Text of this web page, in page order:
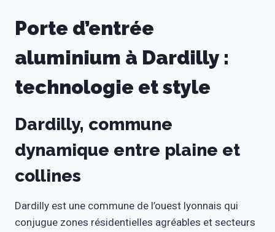
Porte d’entrée
aluminium à Dardilly :
technologie et style
Dardilly, commune
dynamique entre plaine et
collines
Dardilly est une commune de l’ouest lyonnais qui
conjugue zones résidentielles agréables et secteurs